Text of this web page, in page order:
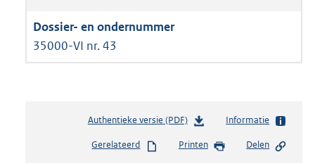
35000-VI nr. 43
Authentieke versie (PDF)b
s
Informatie
Gerelateerd Printen Delen